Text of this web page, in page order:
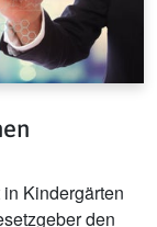
Kindergärten
den